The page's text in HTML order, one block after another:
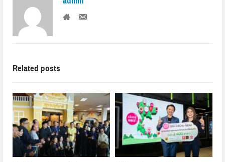
Related posts